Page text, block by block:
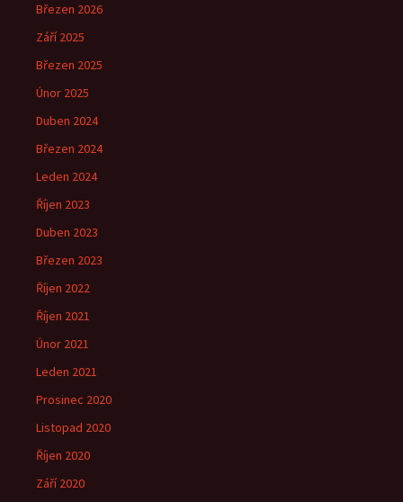
Březen 2026
Září 2025
Březen 2025
Únor 2025
Duben 2024
Březen 2024
Leden 2024
Říjen 2023
Duben 2023
Březen 2023
Říjen 2022
Říjen 2021
Únor 2021
Leden 2021
Prosinec 2020
Listopad 2020
Říjen 2020
Září 2020